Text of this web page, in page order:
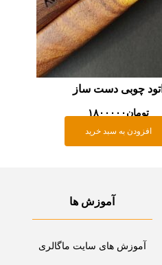
اتود چوبی دست ساز
تومان۱۸۰۰۰۰۰
افزودن به سبد خرید
آموزش ها
آموزش های سایت ماگالری